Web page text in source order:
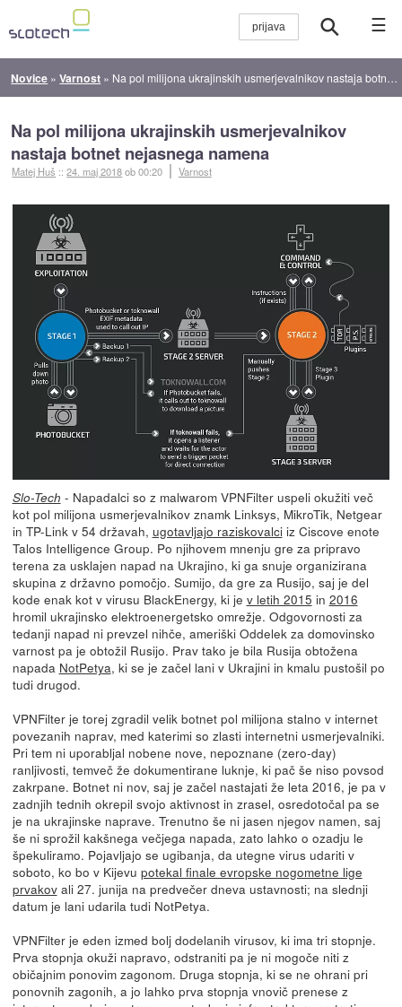
☰
Novice »Varnost » Na pol milijona ukrajinskih usmerjevalnikov nastaja botnet nejasnega namena
Na pol milijona ukrajinskih usmerjevalnikov
nastaja botnet nejasnega namena
Matej Huš ::24. maj 2018ob 00:20 Varnost
Slo-Tech - Napadalci so z malwarom VPNFilter uspeli okužiti več
kot pol milijona usmerjevalnikov znamk Linksys, MikroTik, Netgear
in TP-Link v 54 državah, ugotavljajo raziskovalciiz Ciscove enote
Talos Intelligence Group. Po njihovem mnenju gre za pripravo
terena za usklajen napad na Ukrajino, ki ga snuje organizirana
skupina z državno pomočjo. Sumijo, da gre za Rusijo, saj je del
kode enak kot v virusu BlackEnergy, ki je v letih 2015 in 2016
hromil ukrajinsko elektroenergetsko omrežje. Odgovornosti za
tedanji napad ni prevzel nihče, ameriški Oddelek za domovinsko
varnost pa je obtožil Rusijo. Prav tako je bila Rusija obtožena
napada NotPetya, ki se je začel lani v Ukrajini in kmalu pustošil po
tudi drugod.
VPNFilter je torej zgradil velik botnet pol milijona stalno v internet
povezanih naprav, med katerimi so zlasti internetni usmerjevalniki.
Pri tem ni uporabljal nobene nove, nepoznane (zero-day)
ranljivosti, temveč že dokumentirane luknje, ki pač še niso povsod
zakrpane. Botnet ni nov, saj je začel nastajati že leta 2016, je pa v
zadnjih tednih okrepil svojo aktivnost in zrasel, osredotočal pa se
je na ukrajinske naprave. Trenutno še ni jasen njegov namen, saj
še ni sprožil kakšnega večjega napada, zato lahko o ozadju le
špekuliramo. Pojavljajo se ugibanja, da utegne virus udariti v
soboto, ko bo v Kijevu potekal finale evropske nogometne lige
prvakovali 27. junija na predvečer dneva ustavnosti; na slednji
datum je lani udarila tudi NotPetya.
VPNFilter je eden izmed bolj dodelanih virusov, ki ima tri stopnje.
Prva stopnja okuži napravo, odstraniti pa je ni mogoče niti z
običajnim ponovim zagonom. Druga stopnja, ki se ne ohrani pri
ponovnih zagonih, a jo lahko prva stopnja vnovič prenese z